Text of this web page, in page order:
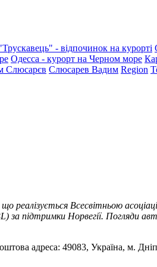
- відпочинок на курорті
Одесса - курорт на Черном море
Слюсарєв Слюсарев Вадим Region
Всесвітньою
підтримки Норвегії. Погляди
адреса: 49083, Україна, м.